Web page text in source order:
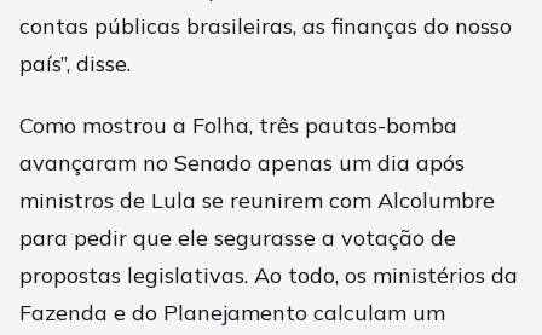
contas públicas brasileiras, as finanças do nosso
país”, disse.
Como mostrou a Folha, três pautas-bomba
avançaram no Senado apenas um dia após
ministros de Lula se reunirem com Alcolumbre
para pedir que ele segurasse a votação de
propostas legislativas. Ao todo, os ministérios da
Fazenda e do Planejamento calculam um